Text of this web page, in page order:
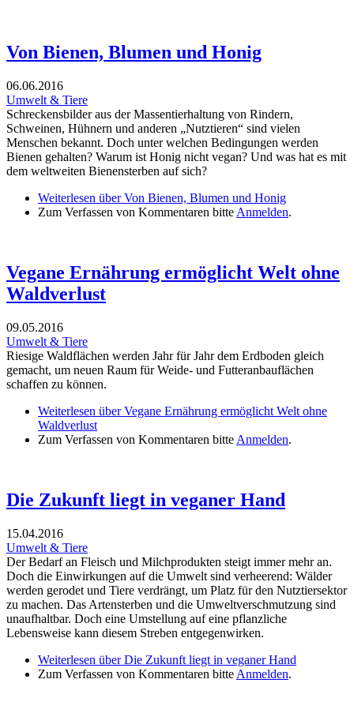
Von Bienen, Blumen und Honig
06.06.2016
Umwelt & Tiere
Schreckensbilder aus der Massentierhaltung von Rindern,
Schweinen, Hühnern und anderen „Nutztieren“ sind vielen
Menschen bekannt. Doch unter welchen Bedingungen werden
Bienen gehalten? Warum ist Honig nicht vegan? Und was hat es mit
dem weltweiten Bienensterben auf sich?
Weiterlesen über Von Bienen, Blumen und Honig
Zum Verfassen von Kommentaren bitte Anmelden.
Vegane Ernährung ermöglicht Welt ohne
Waldverlust
09.05.2016
Umwelt & Tiere
Riesige Waldflächen werden Jahr für Jahr dem Erdboden gleich
gemacht, um neuen Raum für Weide- und Futteranbauflächen
schaffen zu können.
Weiterlesen über Vegane Ernährung ermöglicht Welt ohne
Waldverlust
Zum Verfassen von Kommentaren bitte Anmelden.
Die Zukunft liegt in veganer Hand
15.04.2016
Umwelt & Tiere
Der Bedarf an Fleisch und Milchprodukten steigt immer mehr an.
Doch die Einwirkungen auf die Umwelt sind verheerend: Wälder
werden gerodet und Tiere verdrängt, um Platz für den Nutztiersektor
zu machen. Das Artensterben und die Umweltverschmutzung sind
unaufhaltbar. Doch eine Umstellung auf eine pflanzliche
Lebensweise kann diesem Streben entgegenwirken.
Weiterlesen über Die Zukunft liegt in veganer Hand
Zum Verfassen von Kommentaren bitte Anmelden.